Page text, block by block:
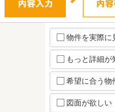
物件を実際に
もっと詳細が
希望に合う物
図面が欲しい